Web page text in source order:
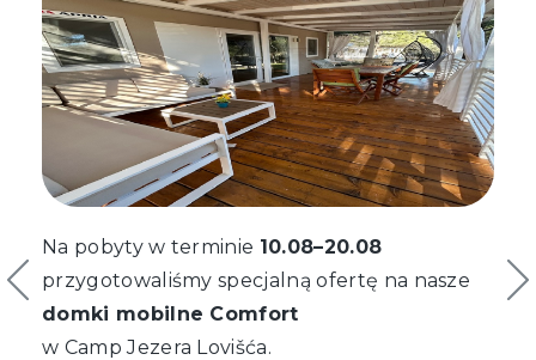
Na pobyty w terminie 10.08–20.08
przygotowaliśmy specjalną ofertę na nasze
domki mobilne Comfort
w Camp Jezera Lovišća.